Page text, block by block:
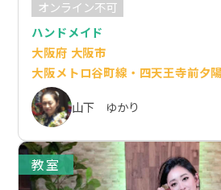
オンライン不可
ハンドメイド
大阪府 大阪市
大阪メトロ谷町線・四天王寺前夕
山下 ゆかり
教室